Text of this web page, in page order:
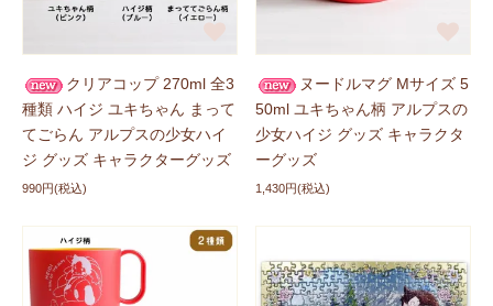
2026/06/12
ハイジデーの記念グッズを受注販
ツ」、 「巾着トート」 が登場しました！
受注期間： 6月25日(木)18時まで
2026年8月上旬より順次発送予定です！
までの購入が可能です。
2026/06/05 新商品に追加しました
ハイジxモンチッチグッズグッズに「ミニタオル ブラン
クリアコップ 270ml 全3
種類 ハイジ ユキちゃん まって
てごらん アルプスの少女ハイ
ジ グッズ キャラクターグッズ
990円(税込)
ヌードルマグ Mサイズ 5
50ml ユキちゃん柄 アルプスの
少女ハイジ グッズ キャラクタ
ーグッズ
1,430円(税込)